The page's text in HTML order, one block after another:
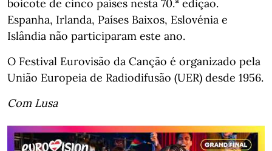
boicote de cinco países nesta 70.ª edição.
Espanha, Irlanda, Países Baixos, Eslovénia e
Islândia não participaram este ano.
O Festival Eurovisão da Canção é organizado pela
União Europeia de Radiodifusão (UER) desde 1956.
Com Lusa